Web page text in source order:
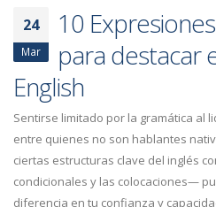
24
Mar
10
para destacar
English
Sentirse limitado por la gramática al
entre quienes no son hablantes
ciertas estructuras clave del inglés
condicionales y las colocaciones—
diferencia en tu confianza y